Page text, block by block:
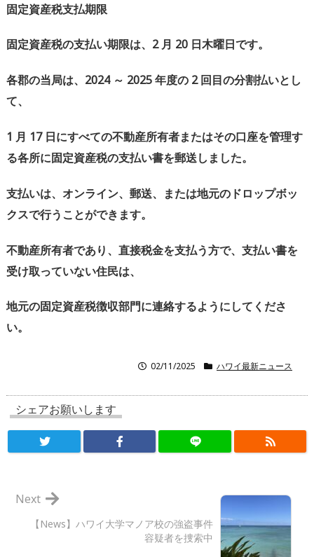
固定資産税支払期限
固定資産税の支払い期限は、 2月 20 日木曜日です。
各郡の当局は、 2024 ～ 2025年度の 2回目の分割払いとし
て、
1 月 17 日にすべての不動産所有者またはその口座を管理す
る各所に固定資産税の支払い書を郵送しました。
支払いは、オンライン、郵送、または地元のドロップボッ
クスで行うことができます。
不動産所有者であり、直接税金を支払う方で、支払い書を
受け取っていない住民は、
地元の固定資産税徴収部門に連絡するようにしてくださ
い。
02/11/2025 ハワイ最新ニュース
シェアお願いします
【News】ハワイ大学マノア校の強盗事件
容疑者を捜索中
Next